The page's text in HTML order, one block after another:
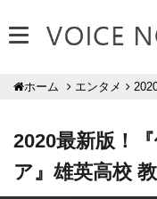
ホーム エンタメ
2020最新版！
ア』雄英高校